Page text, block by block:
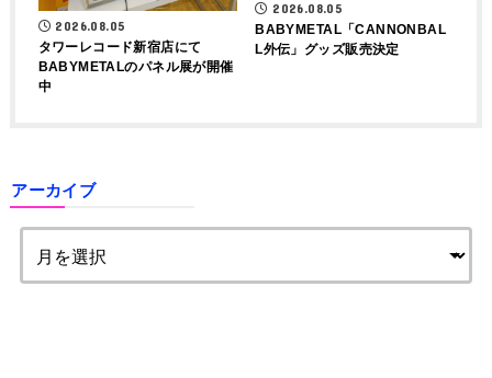
2026.08.05
タワーレコード新宿店にて
BABYMETALのパネル展が開催
中
2026.08.05
BABYMETAL「CANNONBAL
L外伝」グッズ販売決定
アーカイブ